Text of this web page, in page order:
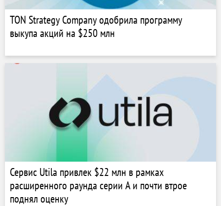
TON Strategy Company одобрила программу
выкупа акций на $250 млн
Сервис Utila привлек $22 млн в рамках
расширенного раунда серии A и почти втрое
поднял оценку